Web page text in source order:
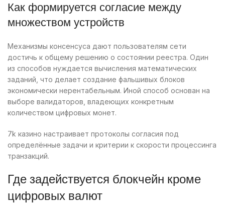
Как формируется согласие между
множеством устройств
Механизмы консенсуса дают пользователям сети
достичь к общему решению о состоянии реестра. Один
из способов нуждается вычисления математических
заданий, что делает создание фальшивых блоков
экономически нерентабельным. Иной способ основан на
выборе валидаторов, владеющих конкретным
количеством цифровых монет.
7k казино настраивает протоколы согласия под
определённые задачи и критерии к скорости процессинга
транзакций.
Где задействуется блокчейн кроме
цифровых валют